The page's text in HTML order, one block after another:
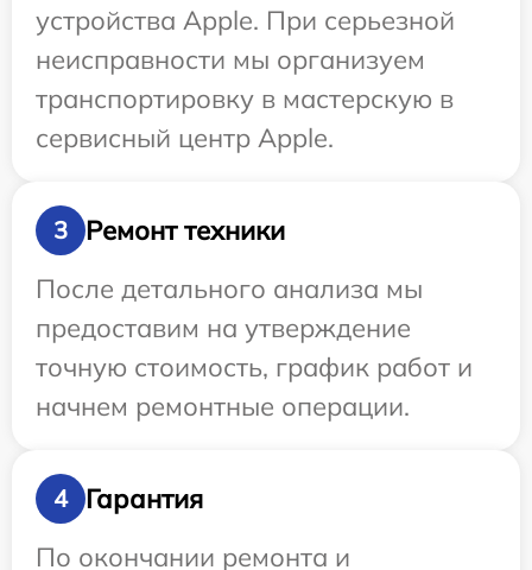
устройства Apple. При серьезной
неисправности мы организуем
транспортировку в мастерскую в
сервисный центр Apple.
3
Ремонт техники
После детального анализа мы
предоставим на утверждение
точную стоимость, график работ и
начнем ремонтные операции.
4
Гарантия
По окончании ремонта и